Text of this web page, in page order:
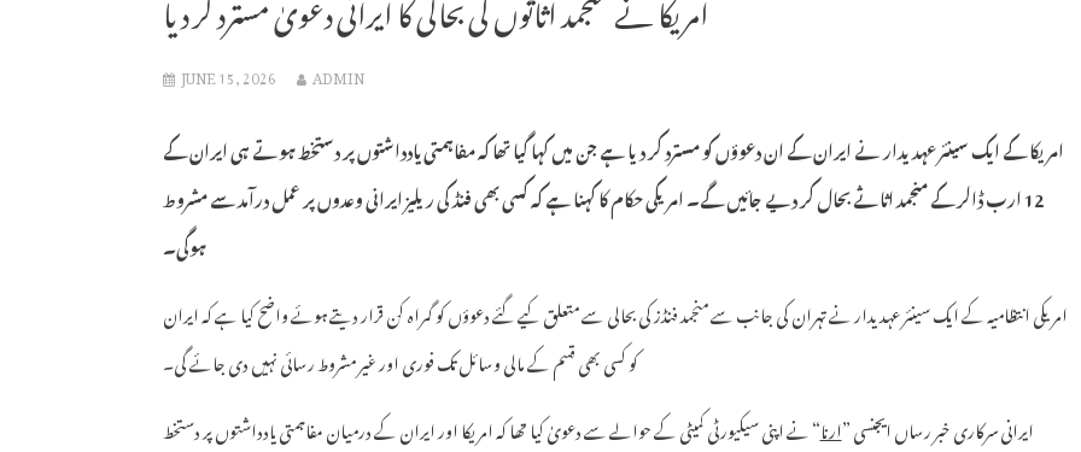
JUNE 15, 2026 ADMIN
امریکا کے ایک سینئر عہدیدار نے ایران کے ان دعوؤں کو مسترد کر دیا ہے جن میں کہا گیا تھا کہ مفاہمتی یادداشتوں پر دستخط ہوتے ہی ایران کے
12 ارب ڈالر کے منجمد اثاثے بحال کر دیے جائیں گے۔ امریکی حکام کا کہنا ہے کہ کسی بھی فنڈ کی ریلیز ایرانی وعدوں پر عمل درآمد سے مشروط
ہوگی۔
امریکی انتظامیہ کے ایک سینئر عہدیدار نے تہران کی جانب سے منجمد فنڈز کی بحالی سے متعلق کیے گئے دعوؤں کو گمراہ کن قرار دیتے ہوئے واضح کیا ہے کہ ایران
کو کسی بھی قسم کے مالی وسائل تک فوری اور غیر مشروط رسائی نہیں دی جائے گی۔
ایرانی سرکاری خبر رساں ایجنسی ”ارنا“ نے اپنی سیکیورٹی کمیٹی کے حوالے سے دعویٰ کیا تھا کہ امریکا اور ایران کے درمیان مفاہمتی یادداشتوں پر دستخط